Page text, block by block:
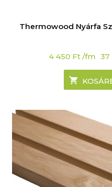
Thermowood Nyárfa
4 450 Ft /fm 37